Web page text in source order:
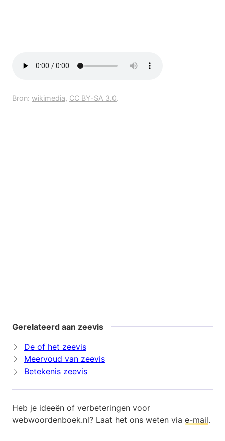
Bron: wikimedia, CC BY-SA 3.0.
Gerelateerd aan zeevis
De of het zeevis
Meervoud van zeevis
Betekenis zeevis
Heb je ideeën of verbeteringen voor
webwoordenboek.nl? Laat het ons weten via e-mail.